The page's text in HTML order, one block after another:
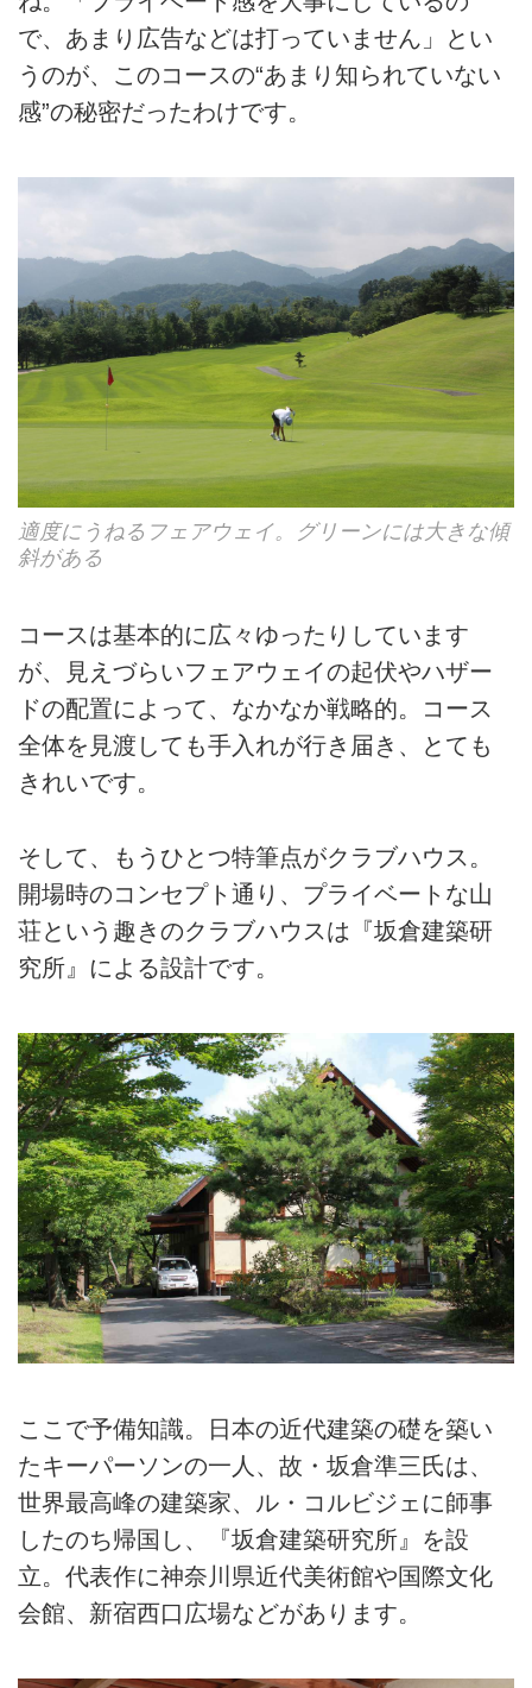
で、あまり広告などは打っていません」とい
うのが、このコースの“あまり知られていない
感”の秘密だったわけです。
適度にうねるフェアウェイ。グリーンには大きな傾
斜がある
コースは基本的に広々ゆったりしています
が、見えづらいフェアウェイの起伏やハザー
ドの配置によって、なかなか戦略的。コース
全体を見渡しても手入れが行き届き、とても
きれいです。
そして、もうひとつ特筆点がクラブハウス。
開場時のコンセプト通り、プライベートな山
荘という趣きのクラブハウスは『坂倉建築研
究所』による設計です。
ここで予備知識。日本の近代建築の礎を築い
たキーパーソンの一人、故・坂倉準三氏は、
世界最高峰の建築家、ル・コルビジェに師事
したのち帰国し、『坂倉建築研究所』を設
立。代表作に神奈川県近代美術館や国際文化
会館、新宿西口広場などがあります。